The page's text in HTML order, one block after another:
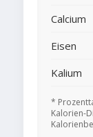
Calcium
Eisen
Kalium
*
Kalorien-